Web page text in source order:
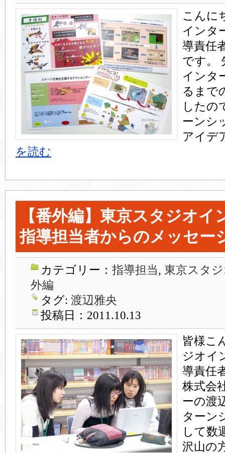
こんに
インタ
導責任
です。
インタ
るまで
したの
ーンシ
アイデ
を読む
【番外編】東京スタジオイ
指導担当者からのメッセ
カテゴリー： 指導担当, 東京スタ
外編
タグ: 渡辺雅央
投稿日：2011.10.13
皆様こ
ジオイ
導責任
株式会
ーの渡
ターン
して数
沢山の